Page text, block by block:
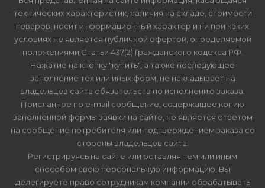
технических характеристик, наличия на складе, стоимости
товаров, носит информационный характер и ни при каких
условиях не является публичной офертой, определяемой
положениями Статьи 437(2) Гражданского кодекса РФ.
Нажатие на кнопку "купить", а также последующее
заполнение тех или иных форм, не накладывает на
владельцев сайта обязательств по исполнению заказа.
Присланное по e-mail сообщение, содержащее копию
заполненной формы заявки на сайте, не является ответом
на сообщение потребителя или подтверждением заказа со
стороны владельцев сайта.
Регистрируясь на сайте или оставляя тем или иным
способом свою персональную информацию, Вы
делегируете право сотрудникам компании обрабатывать